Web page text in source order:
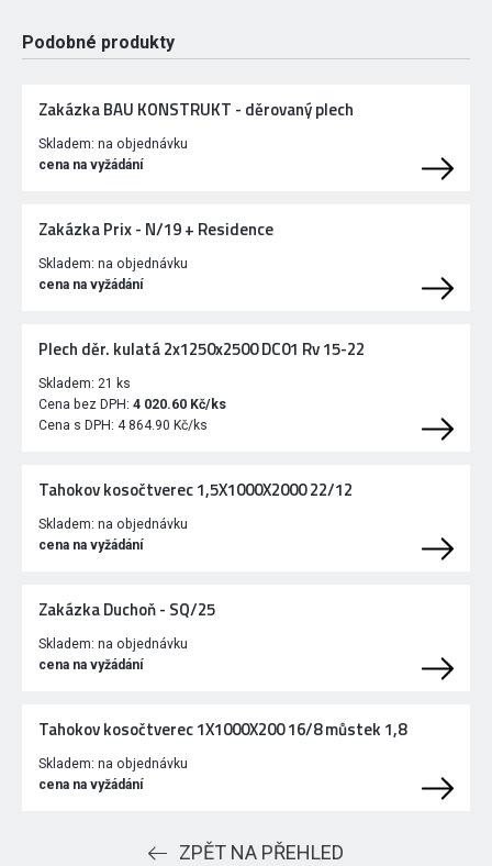
Podobné produkty
Zakázka BAU KONSTRUKT - děrovaný plech
Skladem: na objednávku
cena na vyžádání
Zakázka Prix - N/19 + Residence
Skladem: na objednávku
cena na vyžádání
Plech děr. kulatá 2x1250x2500 DC01 Rv 15-22
Skladem: 21 ks
Cena bez DPH: 4 020.60 Kč/ks
Cena s DPH: 4 864.90 Kč/ks
Tahokov kosočtverec 1,5X1000X2000 22/12
Skladem: na objednávku
cena na vyžádání
Zakázka Duchoň - SQ/25
Skladem: na objednávku
cena na vyžádání
Tahokov kosočtverec 1X1000X200 16/8 můstek 1,8
Skladem: na objednávku
cena na vyžádání
ZPĚT NA PŘEHLED